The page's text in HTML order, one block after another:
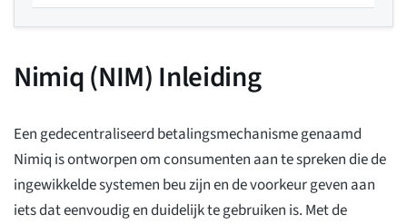
Nimiq (NIM) Inleiding
Een gedecentraliseerd betalingsmechanisme genaamd
Nimiq is ontworpen om consumenten aan te spreken die de
ingewikkelde systemen beu zijn en de voorkeur geven aan
iets dat eenvoudig en duidelijk te gebruiken is. Met de